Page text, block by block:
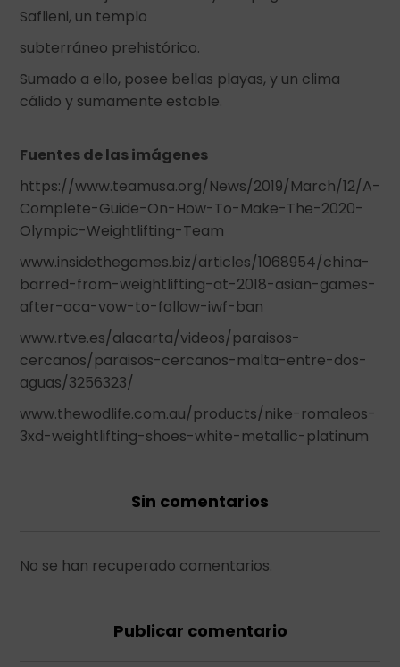
Saflieni, un templo
subterráneo prehistórico.
Sumado a ello, posee bellas playas, y un clima
cálido y sumamente estable.
Fuentes de las imágenes
https://www.teamusa.org/News/2019/March/12/A-
Complete-Guide-On-How-To-Make-The-2020-
Olympic-Weightlifting-Team
www.insidethegames.biz/articles/1068954/china-
barred-from-weightlifting-at-2018-asian-games-
after-oca-vow-to-follow-iwf-ban
www.rtve.es/alacarta/videos/paraisos-
cercanos/paraisos-cercanos-malta-entre-dos-
aguas/3256323/
www.thewodlife.com.au/products/nike-romaleos-
3xd-weightlifting-shoes-white-metallic-platinum
Sin comentarios
No se han recuperado comentarios.
Publicar comentario